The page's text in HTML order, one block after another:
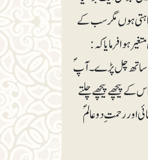
ہوں مگر سب کے
ہوا فرمایا کہ:
کے ساتھ چل پڑے۔ آپؐ
پیچھے پیچھے چلتے
اور رحمتِ دوعالمؐ